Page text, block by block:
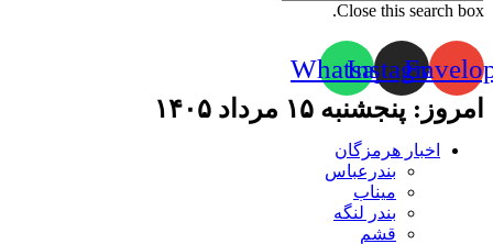
Close this search box.
Instagram
Whatsapp
امروز: پنجشنبه ۱۵ مرداد ۱۴۰۵
اخبار هرمزگان
بندرعباس
میناب
بندر لنگه
قشم